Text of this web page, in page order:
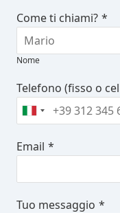
Come ti chiami? *
Nome
Telefono (fisso o
Email *
Tuo messaggio *